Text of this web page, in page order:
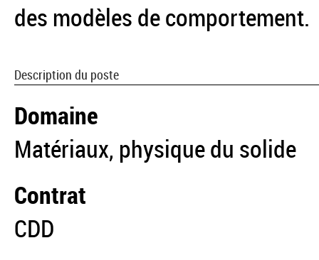
des modèles de comportement.
Description du poste
Domaine
Matériaux, physique du solide
Contrat
CDD